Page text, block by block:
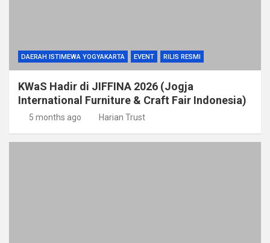
DAERAH ISTIMEWA YOGYAKARTA EVENT RILIS RESMI
KWaS Hadir di JIFFINA 2026 (Jogja
International Furniture & Craft Fair Indonesia)
5 months ago Harian Trust